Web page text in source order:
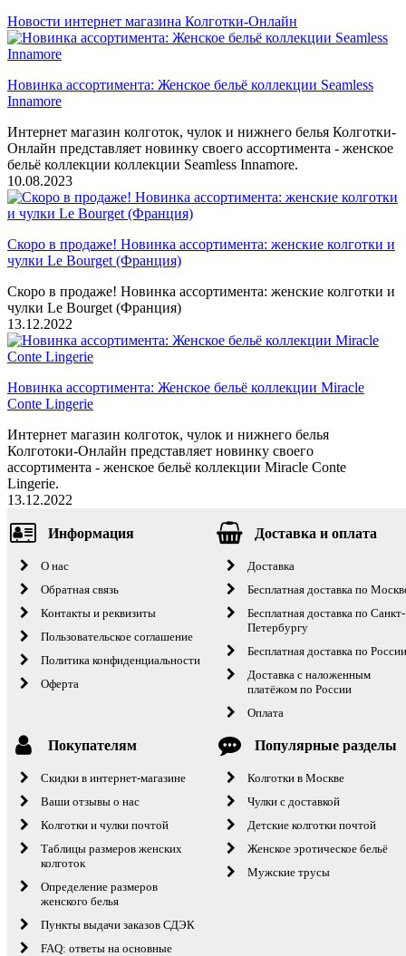
Новости интернет магазина Колготки-Онлайн
Новинка ассортимента: Женское бельё коллекции Seamless
Innamore
Интернет магазин колготок, чулок и нижнего белья Колготки-
Онлайн представляет новинку своего ассортимента - женское
бельё коллекции коллекции Seamless Innamore.
10.08.2023
Скоро в продаже! Новинка ассортимента: женские колготки и
чулки Le Bourget (Франция)
Скоро в продаже! Новинка ассортимента: женские колготки и
чулки Le Bourget (Франция)
13.12.2022
Новинка ассортимента: Женское бельё коллекции Miracle
Conte Lingerie
Интернет магазин колготок, чулок и нижнего белья
Колготоки-Онлайн представляет новинку своего
ассортимента - женское бельё коллекции Miracle Conte
Lingerie.
13.12.2022
Информация
О нас
Обратная связь
Контакты и реквизиты
Пользовательское соглашение
Политика конфиденциальности
Оферта
Доставка и оплата
Доставка
Бесплатная доставка по
Бесплатная доставка по Санкт-
Петербургу
Бесплатная доставка по
Доставка с наложенным
платёжом по России
Оплата
Покупателям
Скидки в интернет-магазине
Ваши отзывы о нас
Колготки и чулки почтой
Таблицы размеров женских
колготок
Определение размеров
женского белья
Пункты выдачи заказов СДЭК
FAQ: ответы на основные
Популярные разделы
Колготки в Москве
Чулки с доставкой
Детские колготки почтой
Женское эротическое бельё
Мужские трусы